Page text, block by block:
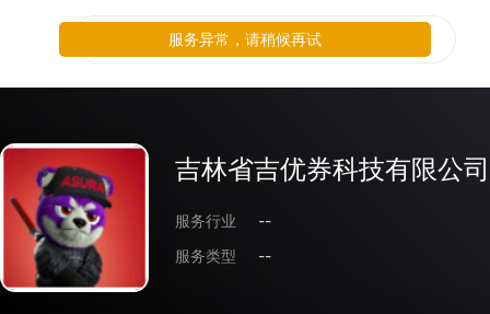
吉林省吉优券科技有限公司
服务行业
--
服务类型
--
服务异常，请稍候再试